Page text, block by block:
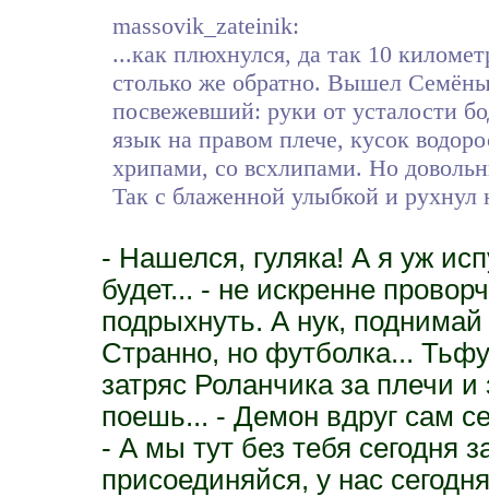
massovik_zateinik:
...как плюхнулся, да так 10
столько же обратно. Вышел
посвежевший: руки от усталости
язык на правом плече, кусок
хрипами, со всхлипами. Но
Так с блаженной улыбкой и
- Нашелся, гуляка! А я уж
будет... - не искренне
подрыхнуть. А нук,
Странно, но футболка...
затряс Роланчика за плечи
поешь... - Демон вдруг сам
- А мы тут без тебя сегодня
присоединяйся, у нас